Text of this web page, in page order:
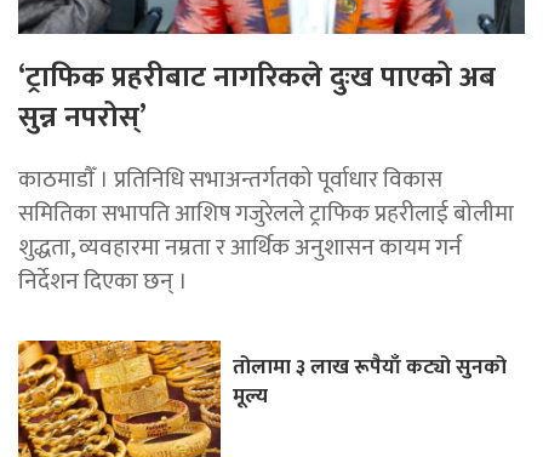
‘ट्राफिक प्रहरीबाट नागरिकले दुःख पाएको अब
सुन्न नपरोस्’
काठमाडाैँ । प्रतिनिधि सभाअन्तर्गतको पूर्वाधार विकास
समितिका सभापति आशिष गजुरेलले ट्राफिक प्रहरीलाई बोलीमा
शुद्धता, व्यवहारमा नम्रता र आर्थिक अनुशासन कायम गर्न
निर्देशन दिएका छन् ।
तोलामा ३ लाख रूपैयाँ कट्यो सुनको
मूल्य